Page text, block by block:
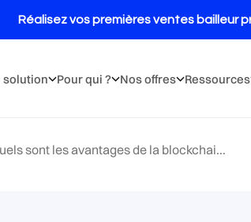
solution Pour qui ? Nos offres Ressources
sont les avantages de la blockchai...